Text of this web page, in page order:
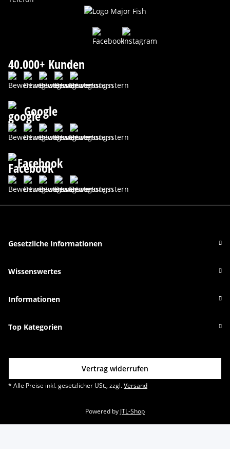
40.000+ Kunden
Google
Facebook
Gesetzliche Informationen
Wissenswertes
Informationen
Top Kategorien
Vertrag widerrufen
* Alle Preise inkl. gesetzlicher USt., zzgl.Versand
Powered by JTL-Shop